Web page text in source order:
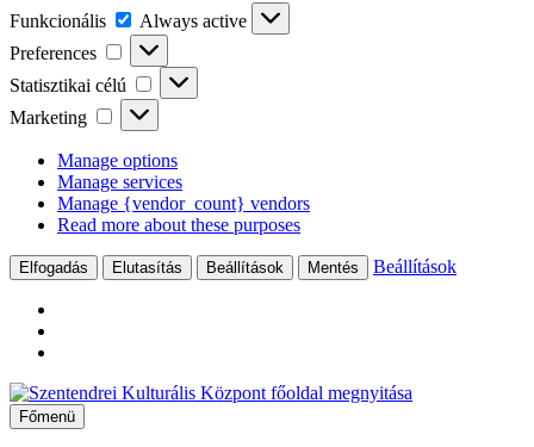
Funkcionális Funkcionális
Always active
Preferences
Preferences
Statisztikai célú
Statisztikai
célú
Marketing
Marketing
Manage options
Manage services
Manage {vendor_count} vendors
Read more about these purposes
Elfogadás Elutasítás Beállítások Mentés Beállítások
Ugrás
a
tartalomhoz
Főmenü